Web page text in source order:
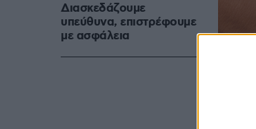
Διασκεδάζουμε
υπεύθυνα, επιστρέφουμε
με ασφάλεια